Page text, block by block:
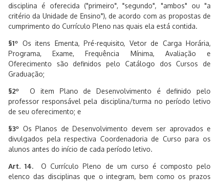
disciplina é oferecida ("primeiro", "segundo", "ambos" ou "a
critério da Unidade de Ensino"), de acordo com as propostas de
cumprimento do Currículo Pleno nas quais ela está contida.
§1º Os itens Ementa, Pré-requisito, Vetor de Carga Horária,
Programa, Exame, Frequência Mínima, Avaliação e
Oferecimento são definidos pelo Catálogo dos Cursos de
Graduação;
§2º O item Plano de Desenvolvimento é definido pelo
professor responsável pela disciplina/turma no período letivo
de seu oferecimento; e
§3º Os Planos de Desenvolvimento devem ser aprovados e
divulgados pela respectiva Coordenadoria de Curso para os
alunos antes do início de cada período letivo.
Art. 14.O Currículo Pleno de um curso é composto pelo
elenco das disciplinas que o integram, bem como os prazos